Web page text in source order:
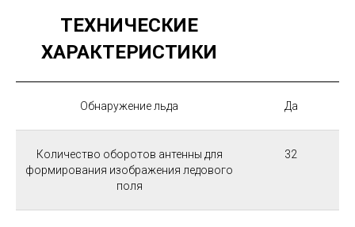
ТЕХНИЧЕСКИЕ
ХАРАКТЕРИСТИКИ
Обнаружение льда Да
Количество оборотов антенны для
формирования изображения ледового
поля
32